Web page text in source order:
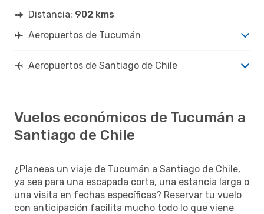
Distancia: 902 kms
Aeropuertos de Tucumán
Aeropuertos de Santiago de Chile
Vuelos económicos de Tucumán a
Santiago de Chile
¿Planeas un viaje de Tucumán a Santiago de Chile,
ya sea para una escapada corta, una estancia larga o
una visita en fechas específicas? Reservar tu vuelo
con anticipación facilita mucho todo lo que viene